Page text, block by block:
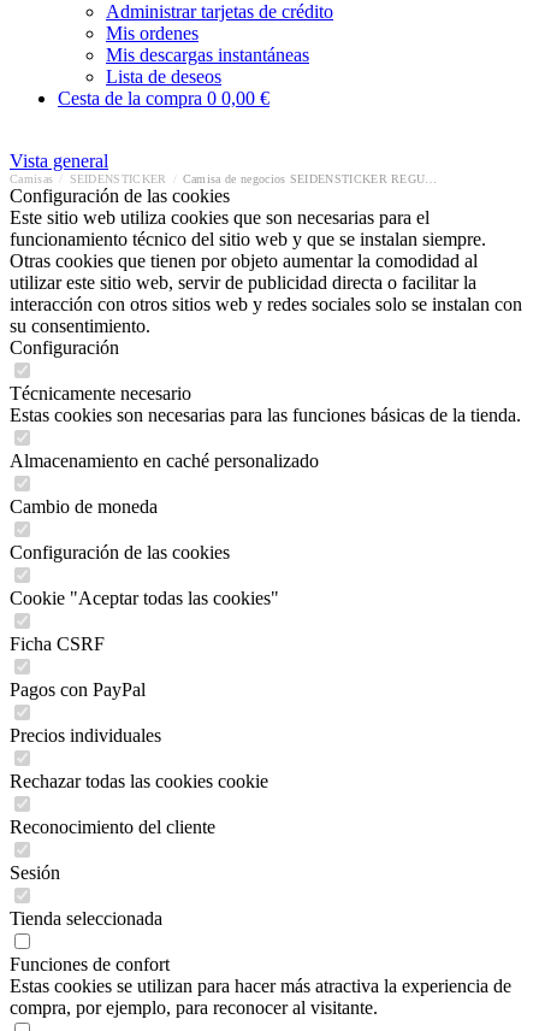
Administrar tarjetas de crédito
Mis ordenes
Mis descargas instantáneas
Lista de deseos
Cesta de la compra 0 0,00 €
Vista general
Camisas SEIDENSTICKER
Configuración de las cookies
Este sitio web utiliza cookies que son necesarias para el
funcionamiento técnico del sitio web y que se instalan siempre.
Otras cookies que tienen por objeto aumentar la comodidad al
utilizar este sitio web, servir de publicidad directa o facilitar la
interacción con otros sitios web y redes sociales solo se instalan con
su consentimiento.
Configuración
Técnicamente necesario
Estas cookies son necesarias para las funciones básicas de la tienda.
Almacenamiento en caché personalizado
Cambio de moneda
Configuración de las cookies
Cookie "Aceptar todas las cookies"
Ficha CSRF
Pagos con PayPal
Precios individuales
Rechazar todas las cookies cookie
Reconocimiento del cliente
Sesión
Tienda seleccionada
Funciones de confort
Estas cookies se utilizan para hacer más atractiva la experiencia de
compra, por ejemplo, para reconocer al visitante.